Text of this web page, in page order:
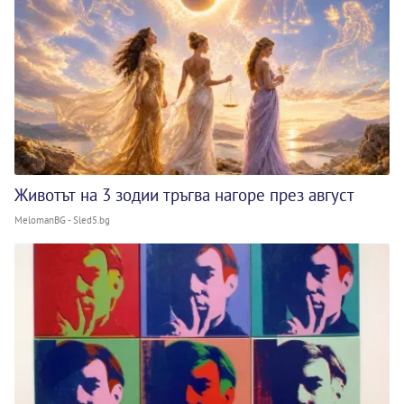
Животът на 3 зодии тръгва нагоре през август
MelomanBG - Sled5.bg